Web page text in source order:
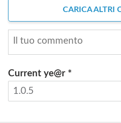
CARICA ALTRI
Current ye@r *